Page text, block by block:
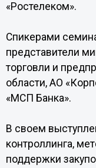
«Ростелеком».
Спикерами
представители
торговли и
области, АО
«МСП Банка».
В своем
контроллинга,
поддержки